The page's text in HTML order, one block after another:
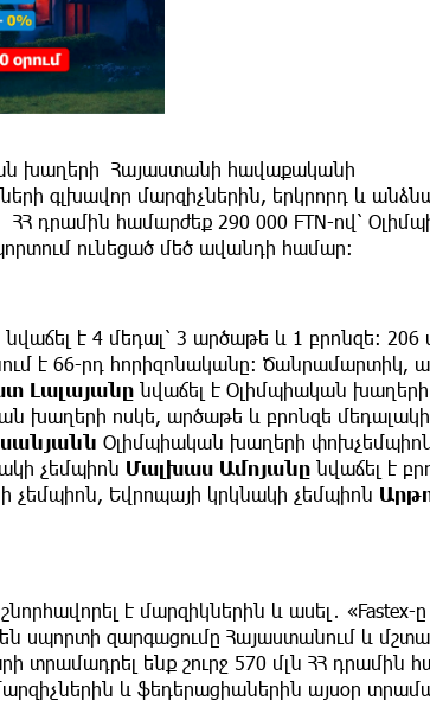
խաղերի Հայաստանի հավաքականի
գլխավոր մարզիչներին, երկրորդ և
դրամին համարժեք 290 000 FTN-ով՝
ունեցած մեծ ավանդի համար։
է 4 մեդալ՝ 3 արծաթե և 1 բրոնզե։ 206
է 66-րդ հորիզոնականը։ Ծանրամարտիկ,
Լալայանը նվաճել է Օլիմպիական խաղերի
խաղերի ոսկե, արծաթե և բրոնզե
Օլիմպիական խաղերի փոխչեմպիոն
չեմպիոն Մալխաս Ամոյանը նվաճել է
Եվրոպայի կրկնակի չեմպիոն
շնորհավորել է մարզիկներին և ասել․ «Fastex-ը
են սպորտի զարգացումը Հայաստանում և
տրամադրել ենք շուրջ 570 մլն ՀՀ դրամին
և ֆեդերացիաներին այսօր